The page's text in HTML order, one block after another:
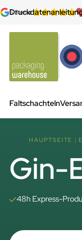
5 Sterne
Faltschachteln
HAUPTSEITE
Gin-
48h Express-